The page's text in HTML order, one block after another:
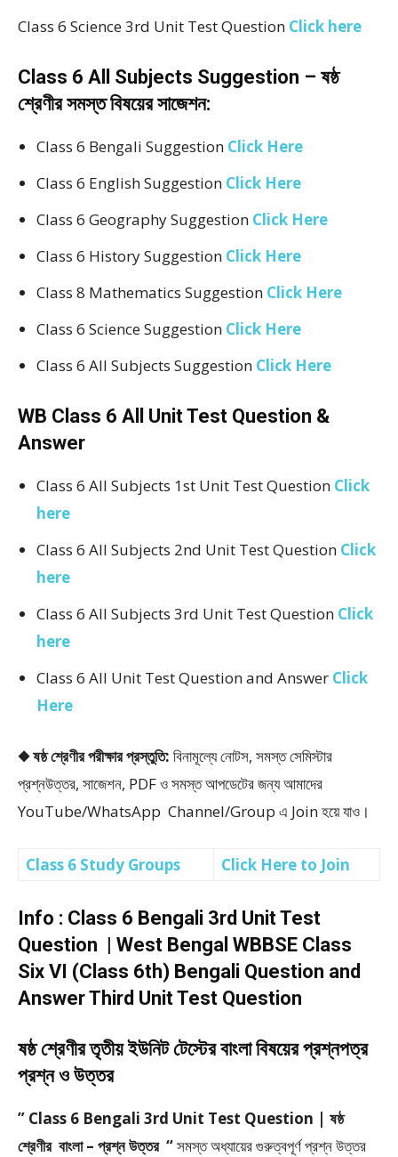
Class 6 Science 3rd Unit Test Question Click here
Class 6 All Subjects Suggestion – ষষ্ঠ
শ্রেণীর সমস্ত বিষয়ের সাজেশন:
Class 6 Bengali Suggestion Click Here
Class 6 English Suggestion Click Here
Class 6 Geography Suggestion Click Here
Class 6 History Suggestion Click Here
Class 8 Mathematics Suggestion Click Here
Class 6 Science Suggestion Click Here
Class 6 All Subjects Suggestion Click Here
WB Class 6 All Unit Test Question &
Answer
Class 6 All Subjects 1st Unit Test Question Click
here
Class 6 All Subjects 2nd Unit Test Question Click
here
Class 6 All Subjects 3rd Unit Test Question Click
here
Class 6 All Unit Test Question and Answer Click
Here
◆ ষষ্ঠ শ্রেণীর পরীক্ষার প্রস্তুতি: বিনামূল্যে নোটস, সমস্ত সেমিস্টার
প্রশ্নউত্তর, সাজেশন, PDF ও সমস্ত আপডেটের জন্য আমাদের
YouTube/WhatsApp Channel/Group এ Join হয়ে যাও।
Class 6 Study Groups Click Here to Join
Info : Class 6 Bengali 3rd Unit Test
Question | West Bengal WBBSE Class
Six VI (Class 6th) Bengali Question and
Answer Third Unit Test Question
ষষ্ঠ শ্রেণীর তৃতীয় ইউনিট টেস্টের বাংলা বিষয়ের প্রশ্নপত্র
প্রশ্ন ও উত্তর
” Class 6 Bengali 3rd Unit Test Question | ষষ্ঠ
শ্রেণীর বাংলা – প্রশ্ন উত্তর “সমস্ত অধ্যায়ের গুরুত্বপূর্ণ প্রশ্ন উত্তর